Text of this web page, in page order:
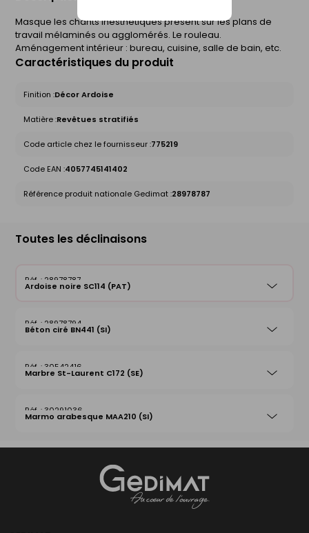
Masque les chants inesthétiques présent sur les plans de
travail mélaminés ou agglomérés. Le rouleau.
Aménagement intérieur : bureau, cuisine, salle de bain, etc.
Caractéristiques du produit
Finition :Décor Ardoise
Matière :Revêtues stratifiés
Code article chez le fournisseur :775219
Code EAN :4057745141402
Référence produit nationale Gedimat :28978787
Toutes les déclinaisons
28978787
Ardoise noire SC114 (PAT)
28978794
Béton ciré BN441 (SI)
30542416
Marbre St-Laurent C172 (SE)
30291036
Marmo arabesque MAA210 (SI)